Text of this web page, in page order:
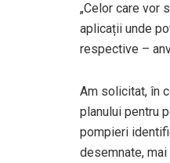
„Celor care vor
aplicații unde
respective –
Am solicitat, în
planului pentru
pompieri
desemnate,